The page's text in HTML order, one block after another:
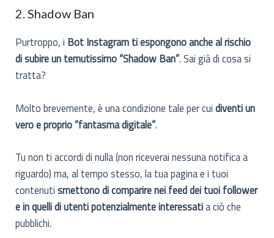
2. Shadow Ban
Purtroppo, i Bot Instagram ti espongono anche al rischio
di subire un temutissimo “Shadow Ban”. Sai già di cosa si
tratta?
Molto brevemente, è una condizione tale per cuidiventi un
vero e proprio “fantasma digitale”.
Tu non ti accordi di nulla (non riceverai nessuna notifica a
riguardo) ma, al tempo stesso, la tua pagina e i tuoi
contenutismettono di comparire nei feed dei tuoi follower
e in quelli di utenti potenzialmente interessatia ciò che
pubblichi.